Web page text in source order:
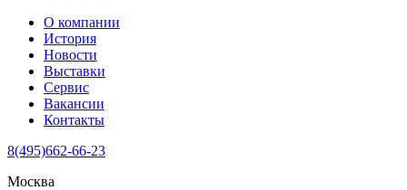
О компании
История
Новости
Выставки
Сервис
Вакансии
Контакты
8(495)662-66-23
Москва